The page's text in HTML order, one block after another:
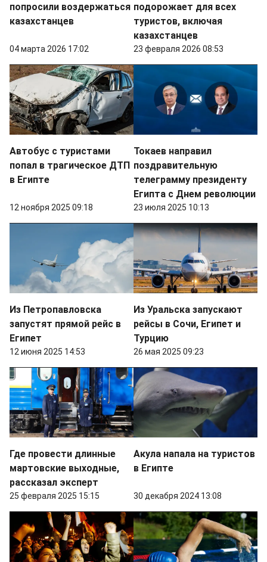
попросили воздержаться
казахстанцев
04 марта 2026 17:02
подорожает для всех
туристов, включая
казахстанцев
23 февраля 2026 08:53
Автобус с туристами
попал в трагическое ДТП
в Египте
12 ноября 2025 09:18
Токаев направил
поздравительную
телеграмму президенту
Египта с Днем революции
23 июля 2025 10:13
Из Петропавловска
запустят прямой рейс в
Египет
12 июня 2025 14:53
Из Уральска запускают
рейсы в Сочи, Египет и
Турцию
26 мая 2025 09:23
Где провести длинные
мартовские выходные,
рассказал эксперт
25 февраля 2025 15:15
Акула напала на туристов
в Египте
30 декабря 2024 13:08